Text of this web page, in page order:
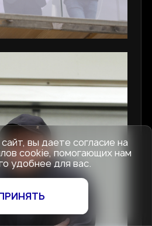
вы даете согласие на
cookie, помогающих нам
удобнее для вас.